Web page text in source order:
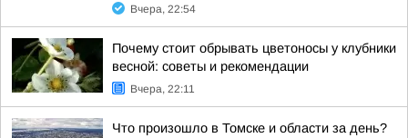
Вчера, 22:54
Почему стоит обрывать цветоносы у клубники
весной: советы и рекомендации
Вчера, 22:11
Что произошло в Томске и области за день?